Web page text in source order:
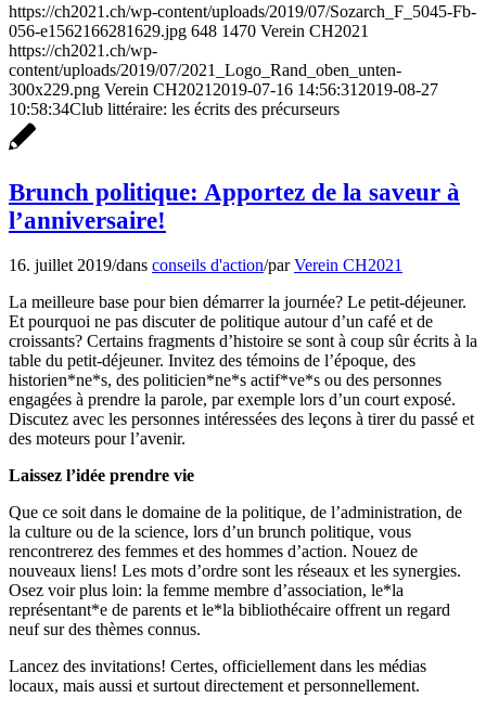
https://ch2021.ch/wp-content/uploads/2019/07/Sozarch_F_5045-Fb-
056-e1562166281629.jpg 648 1470 Verein CH2021
https://ch2021.ch/wp-
content/uploads/2019/07/2021_Logo_Rand_oben_unten-
300x229.png Verein CH2021 2019-07-16 14:56:31 2019-08-27
10:58:34Club littéraire: les écrits des précurseurs
Brunch politique: Apportez de la saveur à
l’anniversaire!
16. juillet 2019/dans conseils d'action/parVerein CH2021
La meilleure base pour bien démarrer la journée? Le petit-déjeuner.
Et pourquoi ne pas discuter de politique autour d’un café et de
croissants? Certains fragments d’histoire se sont à coup sûr écrits à la
table du petit-déjeuner. Invitez des témoins de l’époque, des
historien*ne*s, des politicien*ne*s actif*ve*s ou des personnes
engagées à prendre la parole, par exemple lors d’un court exposé.
Discutez avec les personnes intéressées des leçons à tirer du passé et
des moteurs pour l’avenir.
Laissez l’idée prendre vie
Que ce soit dans le domaine de la politique, de l’administration, de
la culture ou de la science, lors d’un brunch politique, vous
rencontrerez des femmes et des hommes d’action. Nouez de
nouveaux liens! Les mots d’ordre sont les réseaux et les synergies.
Osez voir plus loin: la femme membre d’association, le*la
représentant*e de parents et le*la bibliothécaire offrent un regard
neuf sur des thèmes connus.
Lancez des invitations! Certes, officiellement dans les médias
locaux, mais aussi et surtout directement et personnellement.